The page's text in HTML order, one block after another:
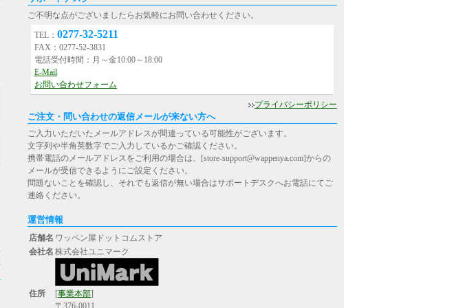
ご不明な点がございましたらお気軽にお問い合わせください。
TEL： 0277-32-5211
FAX：0277-52-3831
電話受付時間：月～金10:00～18:00
E-Mail
お問い合わせフォーム
プライバシーポリシー
ご注文・問い合わせの返信メールが来ない方へ
ご入力いただいたメールアドレスが間違っている可能性がございます。
文字列や半角英数字でご入力しているかご確認ください。
携帯電話のメールアドレスをご利用の場合は、[store-support@wappenya.com]からの
メールが受信できるようにご設定ください。
問題ないことを確認し、それでも返信が無い場合はサポートデスクへお電話にてご
連絡ください。
運営情報
店舗名 ワッペン屋ドットコムストア
会社名 株式会社ユニマーク
住所 [事業本部]
〒376-0011